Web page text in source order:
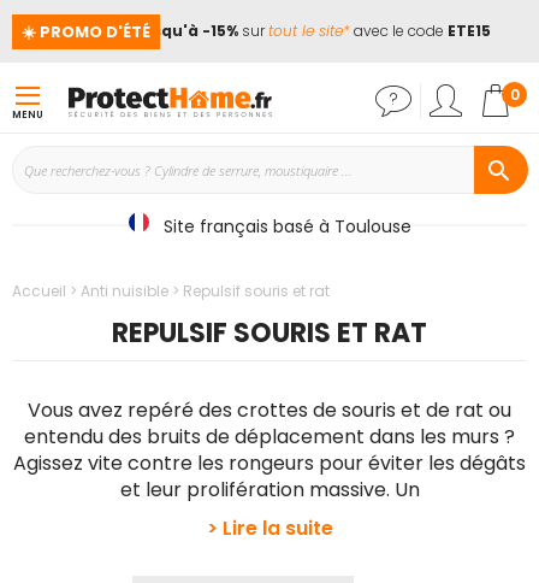
☀️ PROMO D'ÉTÉ
! 📢Jusqu'à -15%surtout le site*avec le codeETE15
MENU
0
Site français basé à Toulouse
Accueil Anti nuisible Repulsif souris et rat
REPULSIF SOURIS ET RAT
Vous avez repéré des crottes de souris et de rat ou
entendu des bruits de déplacement dans les murs ?
Agissez vite contre les rongeurs pour éviter les dégâts
et leur prolifération massive. Un
> Lire la suite